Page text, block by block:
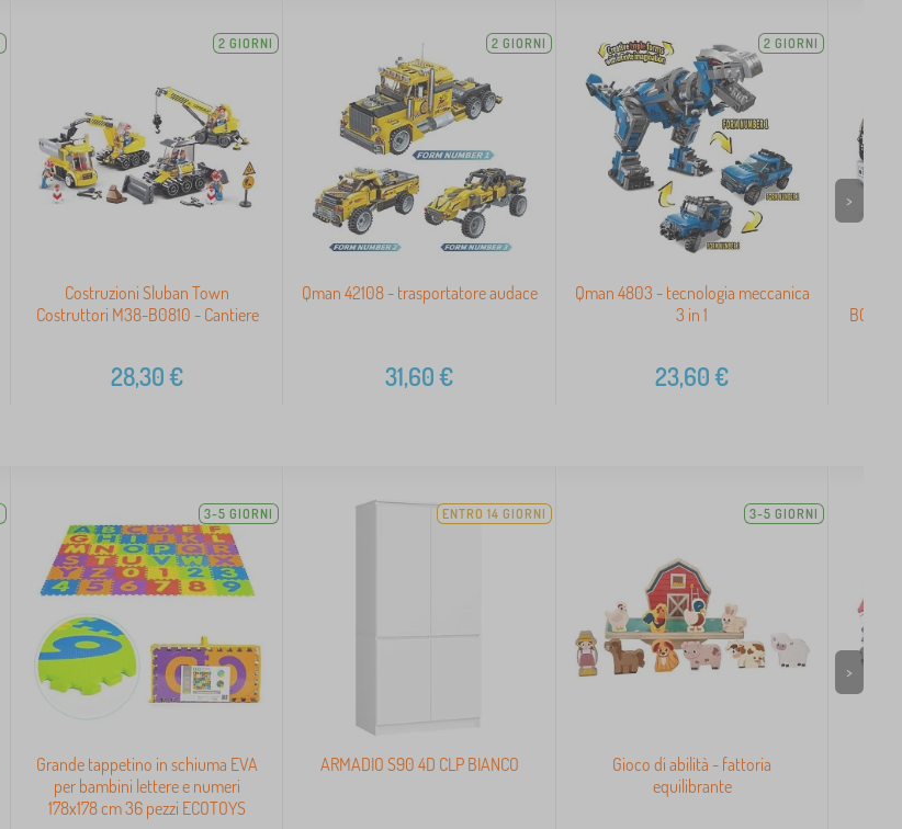
2 GIORNI
Costruzioni Sluban Town
Costruttori M38-B0810 - Cantiere
28,30€
2 GIORNI
Qman 42108 - trasportatore audace
31,60€
2 GIORNI
Qman 4803 - tecnologia meccanica
3 in 1
23,60€
B0879
>
3-5 GIORNI
Grande tappetino in schiuma EVA
per bambini lettere e numeri
178x178 cm 36 pezzi ECOTOYS
ENTRO 14 GIORNI
ARMADIO S90 4D CLP BIANCO
3-5 GIORNI
Gioco di abilità - fattoria
equilibrante
>